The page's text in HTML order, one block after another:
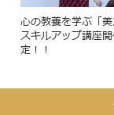
心の教養を学ぶ「美
スキルアップ講座
定！！